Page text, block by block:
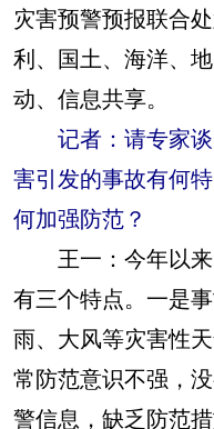
灾害预警预报联合
利、国土、海洋、
动、信息共享。
记者：请专家
害引发的事故有何
何加强防范？
王一： 今年以
有三个特点。一是
雨、大风等灾害性
常防范意识不强，
警信息，缺乏防范